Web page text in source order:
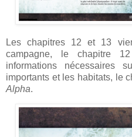
Les chapitres 12 et 13
campagne, le chapitre
informations nécessaires
importants et les habitats, le
Alpha.